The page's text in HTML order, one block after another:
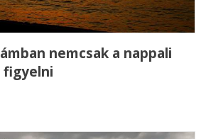
nemcsak a nappali
figyelni